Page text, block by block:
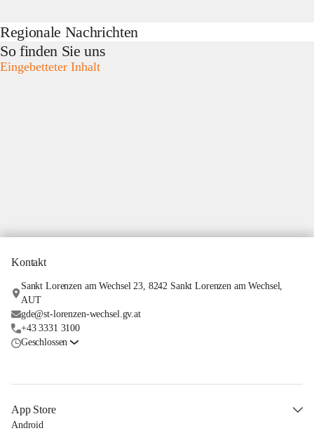
Regionale Nachrichten
So finden Sie uns
Eingebetteter Inhalt
Kontakt
Sankt Lorenzen am Wechsel 23, 8242 Sankt Lorenzen am Wechsel,
AUT
gde@st-lorenzen-wechsel.gv.at
+43 3331 3100
Geschlossen
App Store
Android